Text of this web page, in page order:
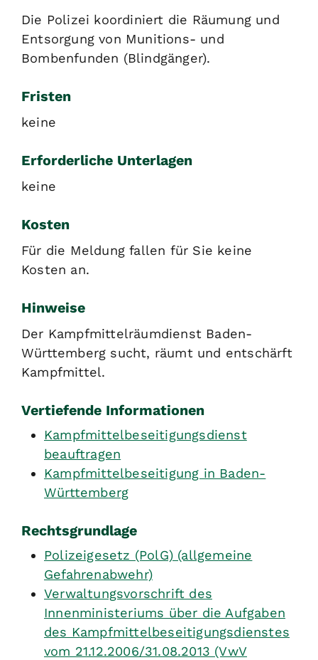
Die Polizei koordiniert die Räumung und
Entsorgung von Munitions- und
Bombenfunden (Blindgänger).
Fristen
keine
Erforderliche Unterlagen
keine
Kosten
Für die Meldung fallen für Sie keine
Kosten an.
Hinweise
Der Kampfmittelräumdienst Baden-
Württemberg sucht, räumt und entschärft
Kampfmittel.
Vertiefende Informationen
Kampfmittelbeseitigungsdienst
beauftragen
Kampfmittelbeseitigung in Baden-
Württemberg
Rechtsgrundlage
Polizeigesetz (PolG) (allgemeine
Gefahrenabwehr)
Verwaltungsvorschrift des
Innenministeriums über die Aufgaben
des Kampfmittelbeseitigungsdienstes
vom 21.12.2006/31.08.2013 (VwV